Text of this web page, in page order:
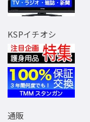
KSPイチオシ
通販